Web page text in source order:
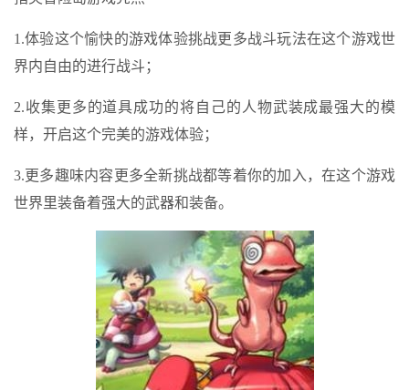
1.体验这个愉快的游戏体验挑战更多战斗玩法在这个游戏世
界内自由的进行战斗；
2.收集更多的道具成功的将自己的人物武装成最强大的模
样，开启这个完美的游戏体验；
3.更多趣味内容更多全新挑战都等着你的加入，在这个游戏
世界里装备着强大的武器和装备。